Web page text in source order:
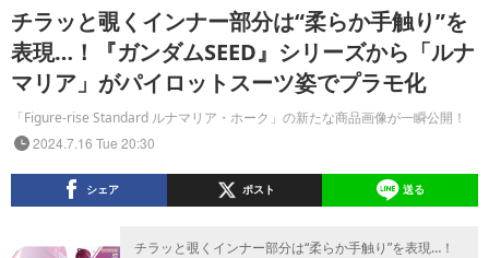
チラッと覗くインナー部分は“柔らか手触り”を
表現…！『ガンダムSEED』シリーズから「ルナ
マリア」がパイロットスーツ姿でプラモ化
「Figure-rise Standard ルナマリア・ホーク」の新たな商品画像が一瞬公開！
2024.7.16 Tue 20:30
シェア ポスト 送る
チラッと覗くインナー部分は“柔らか手触り”を表現…！